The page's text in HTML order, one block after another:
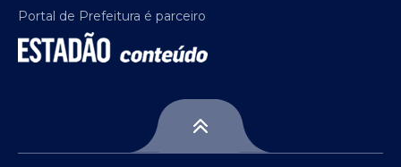
Portal de Prefeitura é parceiro